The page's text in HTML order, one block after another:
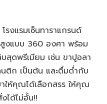
รงแรมเซ็นทาราแกรนด์
สูงแบบ 360 องศา พร้อม
สุดพรีเมียม เช่น ขาปูอลา
ติก เป็นต้น และดื่มด่ำกับ
ให้คุณได้เลือกสรร ให้คุณ
ได้ไม่อั้น!!